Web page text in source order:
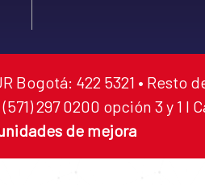
Bogotá: 422 5321 • Resto
297 0200 opción 3 y 1 I
de mejora